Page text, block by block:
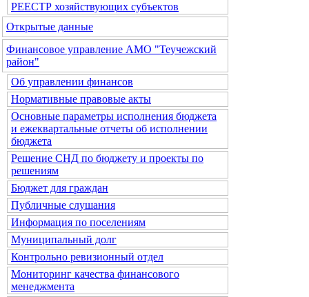
РЕЕСТР хозяйствующих субъектов
Открытые данные
Финансовое управление АМО "Теучежский
район"
Об управлении финансов
Нормативные правовые акты
Основные параметры исполнения бюджета
и ежеквартальные отчеты об исполнении
бюджета
Решение СНД по бюджету и проекты по
решениям
Бюджет для граждан
Публичные слушания
Информация по поселениям
Муниципальный долг
Контрольно ревизионный отдел
Мониторинг качества финансового
менеджмента